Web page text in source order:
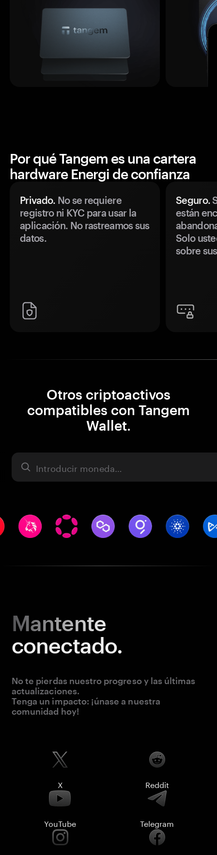
Por qué Tangem es una cartera
hardware Energi de confianza
Privado. No se requiere
registro ni KYC para usar la
aplicación. No rastreamos sus
datos.
Seguro.
están
Solo
sobre
Otros criptoactivos
compatibles con Tangem
Wallet.
Activo
Mantente
conectado.
No te pierdas nuestro progreso y las últimas
actualizaciones.
Tenga un impacto: ¡únase a nuestra
comunidad hoy!
X Reddit
YouTube Telegram